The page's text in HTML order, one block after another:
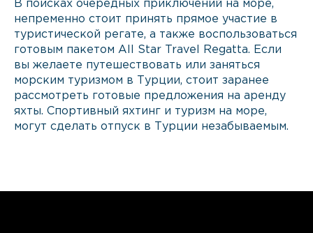
В поисках очередных приключений на море,
непременно стоит принять прямое участие в
туристической регате, а также воспользоваться
готовым пакетом All Star Travel Regatta. Если
вы желаете путешествовать или заняться
морским туризмом в Турции, стоит заранее
рассмотреть готовые предложения на аренду
яхты. Спортивный яхтинг и туризм на море,
могут сделать отпуск в Турции незабываемым.